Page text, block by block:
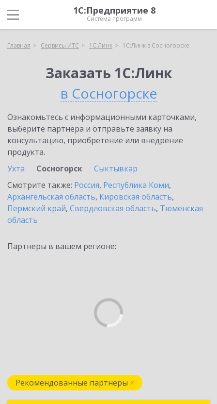
1С:Предприятие 8
Система программ
Главная Сервисы ИТС 1С:Линк 1С:Линк в Сосногорске
Заказать 1С:Линк
в Сосногорске
Ознакомьтесь с информационными карточками,
выберите партнёра и отправьте заявку на
консультацию, приобретение или внедрение
продукта.
Ухта
Сосногорск
Сыктывкар
Смотрите также: Россия, Республика Коми,
Архангельская область, Кировская область,
Пермский край, Свердловская область, Тюменская
область
Партнеры в вашем регионе:
Рекомендованные партнеры